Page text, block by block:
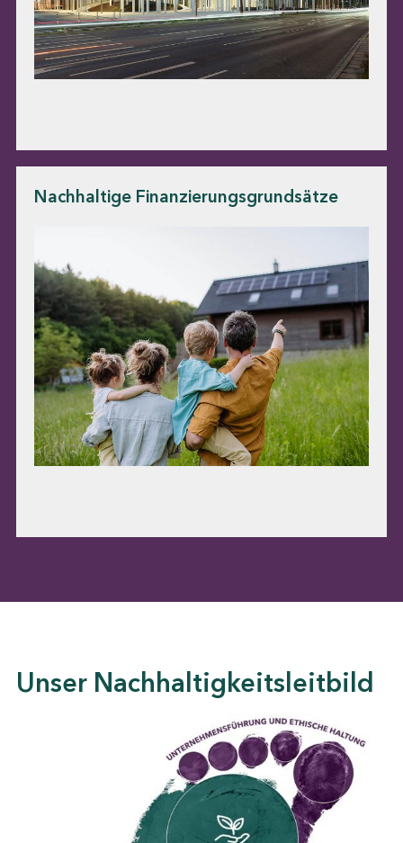
Nachhaltige Finanzierungsgrundsätze
Unser Nachhaltigkeitsleitbild